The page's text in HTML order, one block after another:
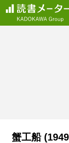
蟹工船